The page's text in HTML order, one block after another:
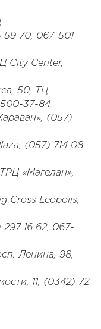
59 70, 067-501-
City Center,
50, ТЦ
37-84
(057)
(057) 714 08
«Магелан»,
Cross Leopolis,
16 62, 067-
Ленина, 98,
11, (0342) 72